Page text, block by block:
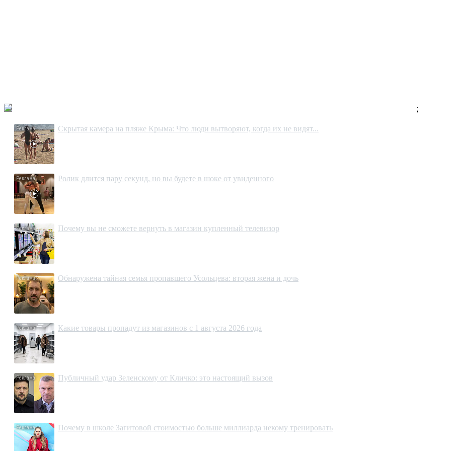
;
Скрытая камера на пляже Крыма: Что люди вытворяют, когда их не видят...
Ролик длится пару секунд, но вы будете в шоке от увиденного
Почему вы не сможете вернуть в магазин купленный телевизор
Обнаружена тайная семья пропавшего Усольцева: вторая жена и дочь
Какие товары пропадут из магазинов с 1 августа 2026 года
Публичный удар Зеленскому от Кличко: это настоящий вызов
Почему в школе Загитовой стоимостью больше миллиарда некому тренировать